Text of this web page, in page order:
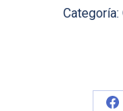
Categoría: